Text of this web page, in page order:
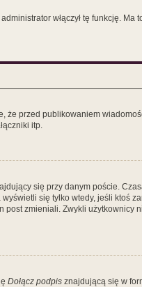
włączył tę funkcję.
że przed publikowaniem
itp.
się przy danym poście.
się tylko wtedy, jeśli ktoś
zmieniali. Zwykli użytkownicy
Dołącz podpis znajdującą się w